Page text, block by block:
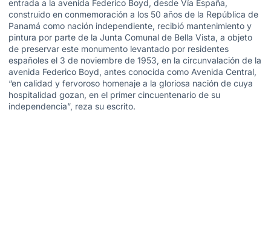
entrada a la avenida Federico Boyd, desde Vía España,
construido en conmemoración a los 50 años de la República de
Panamá como nación independiente, recibió mantenimiento y
pintura por parte de la Junta Comunal de Bella Vista, a objeto
de preservar este monumento levantado por residentes
españoles el 3 de noviembre de 1953, en la circunvalación de la
avenida Federico Boyd, antes conocida como Avenida Central,
“en calidad y fervoroso homenaje a la gloriosa nación de cuya
hospitalidad gozan, en el primer cincuentenario de su
independencia”, reza su escrito.